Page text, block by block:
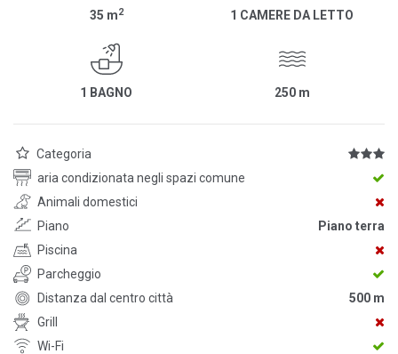
35 m2 1 CAMERE DA LETTO
1 BAGNO 250 m
Categoria
aria condizionata negli spazi comune
Animali domestici
Piano
Piano terra
Piscina
Parcheggio
Distanza dal centro città
500 m
Grill
Wi-Fi